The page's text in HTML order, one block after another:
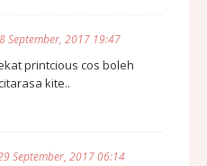
September, 2017 19:47
printcious cos boleh
kite..
September, 2017 06:14